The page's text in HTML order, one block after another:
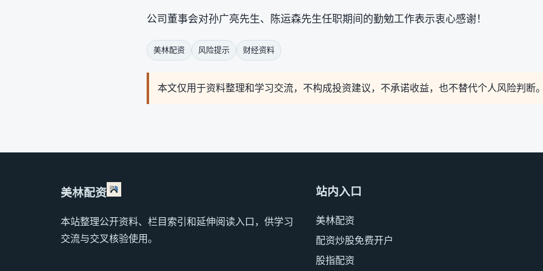
公司董事会对孙广亮先生、陈运森先生任职期间的勤勉工作表示衷心感谢！
美林配资 风险提示 财经资料
本文仅用于资料整理和学习交流，不构成投资建议，不承诺收益，也不替代个人风险判断
美林配资
本站整理公开资料、栏目索引和延伸阅读入口，供学习
交流与交叉核验使用。
站内入口
美林配资
配资炒股免费开户
股指配资